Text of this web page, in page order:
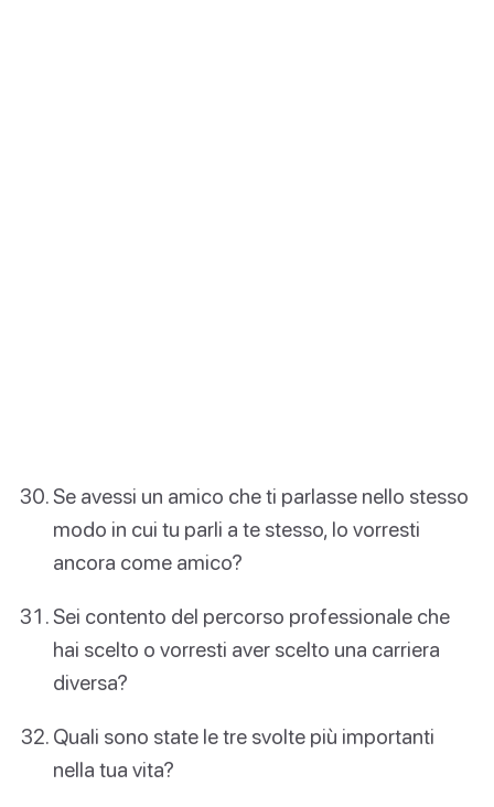
Se avessi un amico che ti parlasse nello stesso
modo in cui tu parli a te stesso, lo vorresti
ancora come amico?
Sei contento del percorso professionale che
hai scelto o vorresti aver scelto una carriera
diversa?
Quali sono state le tre svolte più importanti
nella tua vita?